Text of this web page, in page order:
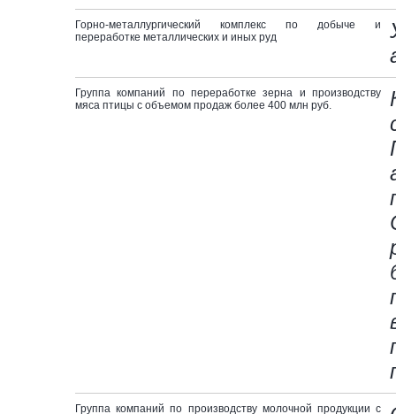
Горно-металлургический комплекс по добыче и
переработке металлических и иных руд
Группа компаний по переработке зерна и производству
мяса птицы с объемом продаж более 400 млн руб.
Группа компаний по производству молочной продукции с